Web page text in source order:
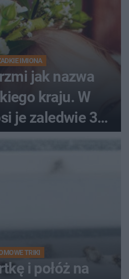
IMIONA
jak nazwa
kraju. W
je zaledwie 3
TRIKI
i połóż na